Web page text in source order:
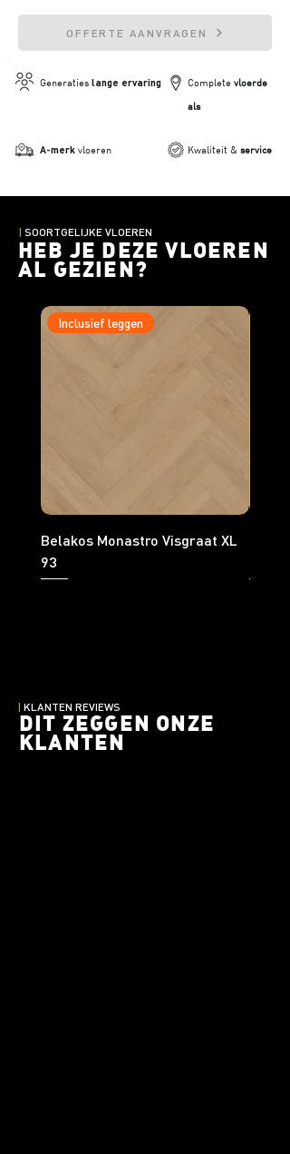
✓ Slijtvast & waterafstotend
✓ 20 jaar fabrieksgarantie
✓ Geschikt voor vloerverwarming
Generaties lange ervaring Complete vloerde
als
A-merk vloeren Kwaliteit & service
OFFERTE AANVRAGEN
| SOORTGELIJKE VLOEREN
HEB JE DEZE VLOEREN
AL GEZIEN?
Inclusief leggen
Belakos Monastro Visgraat XL
93
| KLANTEN REVIEWS
DIT ZEGGEN ONZE
KLANTEN